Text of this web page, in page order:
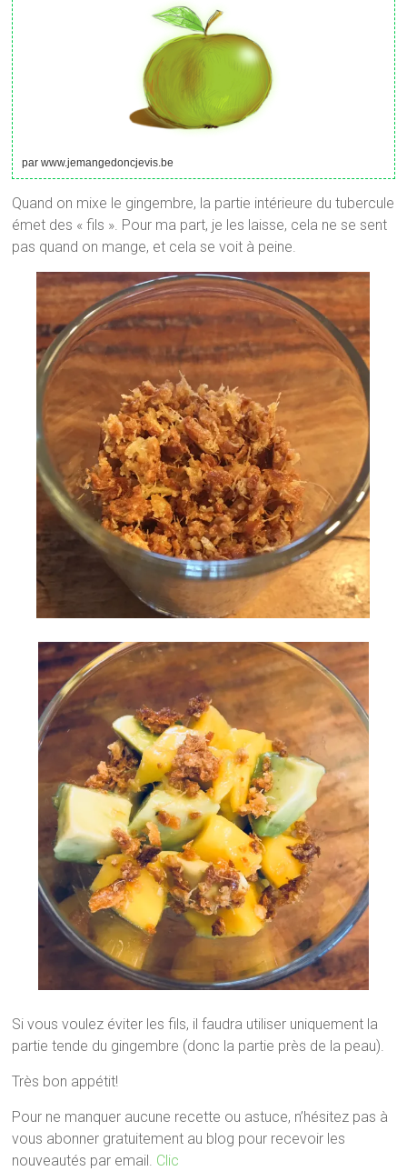
par www.jemangedoncjevis.be
Quand on mixe le gingembre, la partie intérieure du tubercule
émet des « fils ». Pour ma part, je les laisse, cela ne se sent
pas quand on mange, et cela se voit à peine.
Si vous voulez éviter les fils, il faudra utiliser uniquement la
partie tende du gingembre (donc la partie près de la peau).
Très bon appétit!
Pour ne manquer aucune recette ou astuce, n’hésitez pas à
vous abonner gratuitement au blog pour recevoir les
nouveautés par email. Clic